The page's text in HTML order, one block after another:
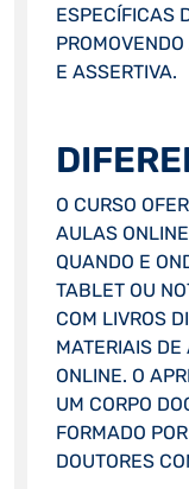
ESPECÍFICAS
E ASSERTIVA.
O CURSO
AULAS
QUANDO E
TABLET OU
COM LIVROS
MATERIAIS DE
ONLINE. O
UM CORPO
FORMADO
DOUTORES